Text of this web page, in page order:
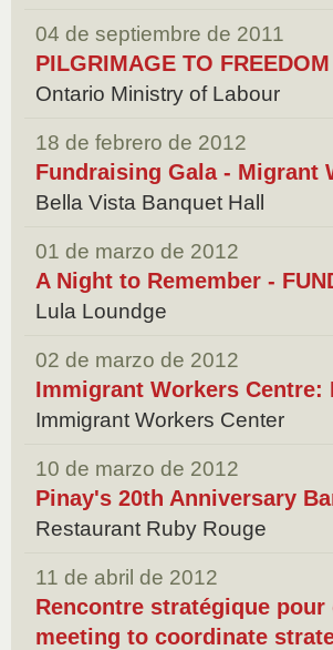
04 de septiembre de 2011
PILGRIMAGE TO
Ontario Ministry of Labour
18 de febrero de 2012
Fundraising Gala - Migrant
Bella Vista Banquet Hall
01 de marzo de 2012
A Night to Remember -
Lula Loundge
02 de marzo de 2012
Immigrant Workers Centre:
Immigrant Workers Center
10 de marzo de 2012
Pinay's 20th Anniversary
Restaurant Ruby Rouge
11 de abril de 2012
Rencontre stratégique
meeting to coordinate